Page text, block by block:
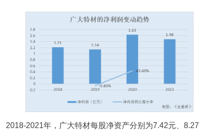
2018-2021年，广大特材每股净资产分别为7.42元、8.27